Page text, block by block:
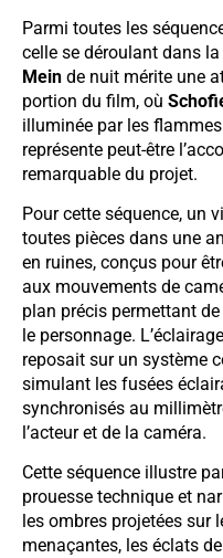
Parmi toutes les
celle se déroulant dans la
Mein de nuit mérite une
portion du film, où
illuminée par les
représente peut-être
remarquable du projet.
Pour cette séquence, un
toutes pièces dans une
en ruines, conçus pour
aux mouvements de
plan précis permettant
le personnage.
reposait sur un système
simulant les fusées
synchronisés au
l’acteur et de la caméra.
Cette séquence illustre
prouesse technique et
les ombres projetées sur
menaçantes, les éclats